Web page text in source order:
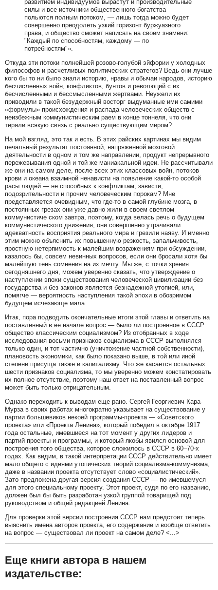
развитием индивидуумов вырастут и производительные
силы и все источники общественного богатства
польются полным потоком, — лишь тогда можно будет
совершенно преодолеть узкий горизонт буржуазного
права, и общество сможет написать на своем знамени:
"Каждый по способностям, каждому — по
потребностям"».
Откуда эти потоки полнейшей розово-голубой эйфории у холодных
философов и расчетливых политических стратегов? Ведь они лучше
кого бы то ни было знали историю, нравы и обычаи народов, историю
бесчисленных войн, конфликтов, бунтов и революций с их
бесчисленными и бессмысленными жертвами. Неужели их
приводили в такой безудержный восторг выдуманные ими самими
«формулы» происхождения и распада человеческих обществ с
неизбежным коммунистическим раем в конце тоннеля, что они
теряли всякую связь с реально существующим миром?
На мой взгляд, это так и есть. В этих райских картинах мы видим
печальный результат постоянной, напряженной мозговой
деятельности в одном и том же направлении, продукт непрерывного
пережевывания одной и той же маниакальной идеи. Не рассчитывали
же они на самом деле, после всех этих классовых войн, потоков
крови и океана взаимной ненависти на появление какой-то особой
расы людей — не способных к конфликтам, зависти,
подозрительности и прочим человеческим порокам? Мне
представляется очевидным, что где-то в самой глубине мозга, в
постоянных грезах они уже давно жили в своем светлом
коммунистиче ском завтра, поэтому, когда велась речь о будущем
коммунистического движения, они совершенно утрачивали
адекватность восприятия реального мира и грезили наяву. И именно
этим можно объяснить их повышенную резкость, запальчивость,
яростную нетерпимость к малейшим возражениям при обсуждении,
казалось бы, совсем невинных вопросов, если они бросали хотя бы
малейшую тень сомнения на их мечту. Мы же, с точки зрения
сегодняшнего дня, можем уверенно сказать, что утверждение о
наступлении эпохи существования человеческой цивилизации без
государства и без законов является безнадежной утопией, или,
помягче — вероятность наступления такой эпохи в обозримом
будущем исчезающе мала.
Итак, пора подводить окончательные итоги этой главы и ответить на
поставленный в ее начале вопрос — было ли построенное в СССР
общество классическим социализмом? Из отобранных в ходе
исследования восьми признаков социализма в СССР выполнялся
только один, и тот частично (уничтожение частной собственности),
плановость экономики, как было показано выше, в той или иной
степени присуща также и капитализму. Что же касается остальных
шести признаков социализма, то мы уверенно можем констатировать
их полное отсутствие, поэтому наш ответ на поставленный вопрос
может быть только отрицательным.
Однако переходить к выводам еще рано. Сергей Георгиевич Кара-
Мурза в своих работах многократно указывает на существование у
партии большевиков некоей программы-проекта — «Советского
проекта» или «Проекта Ленина», который победил в октябре 1917
года остальные, имевшиеся на тот момент у других лидеров и
партий проекты и программы, и который якобы явился основой для
построения того общества, которое сложилось в СССР в 60–70-х
годах. Как видим, в такой интерпретации СССР действительно имеет
мало общего с идеями утопических теорий социализма-коммунизма,
даже в названии проекта отсутствует слово «социалистический».
Зато предложена другая версия создания СССР — по имевшемуся
для этого специальному проекту. Этот проект, судя по его названию,
должен был бы быть разработан узкой группой товарищей под
руководством и общей редакцией Ленина.
Для проверки этой версии построения СССР нам предстоит теперь
выяснить имена авторов проекта, его содержание и вообще ответить
на вопрос — существовал ли проект на самом деле? <...>
Еще книги автора в нашем
издательстве: